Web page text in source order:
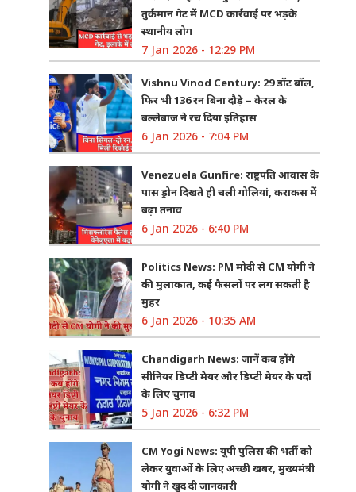
तुर्कमान गेट में MCD कार्रवाई पर भड़के
स्थानीय लोग
7 Jan 2026 - 12:29 PM
Vishnu Vinod Century: 29 डॉट बॉल,
फिर भी 136 रन बिना दौड़े – केरल के
बल्लेबाज ने रच दिया इतिहास
6 Jan 2026 - 7:04 PM
Venezuela Gunfire: राष्ट्रपति आवास के
पास ड्रोन दिखते ही चली गोलियां, कराकस में
बढ़ा तनाव
6 Jan 2026 - 6:40 PM
Politics News: PM मोदी से CM योगी ने
की मुलाकात, कई फैसलों पर लग सकती है
मुहर
6 Jan 2026 - 10:35 AM
Chandigarh News: जानें कब होंगे
सीनियर डिप्टी मेयर और डिप्टी मेयर के पदों
के लिए चुनाव
5 Jan 2026 - 6:32 PM
CM Yogi News: यूपी पुलिस की भर्ती को
लेकर युवाओं के लिए अच्छी खबर, मुख्यमंत्री
योगी ने खुद दी जानकारी